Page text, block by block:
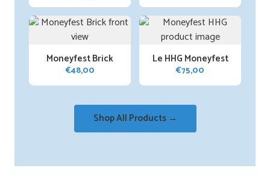
Moneyfest Brick
€48,00
Le HHG Moneyfest
€75,00
Shop All Products →